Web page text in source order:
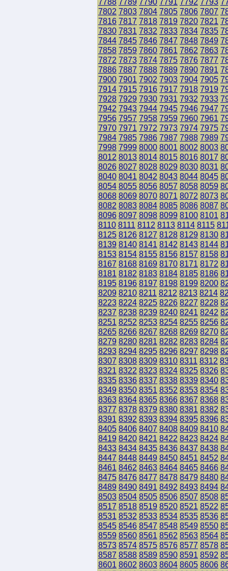
7802 7803 7804 7805 7806 7807
7816 7817 7818 7819 7820 7821
7830 7831 7832 7833 7834 7835
7844 7845 7846 7847 7848 7849
7858 7859 7860 7861 7862 7863
7872 7873 7874 7875 7876 7877
7886 7887 7888 7889 7890 7891
7900 7901 7902 7903 7904 7905
7914 7915 7916 7917 7918 7919
7928 7929 7930 7931 7932 7933
7942 7943 7944 7945 7946 7947
7956 7957 7958 7959 7960 7961
7970 7971 7972 7973 7974 7975
7984 7985 7986 7987 7988 7989
7998 7999 8000 8001 8002 8003
8012 8013 8014 8015 8016 8017
8026 8027 8028 8029 8030 8031
8040 8041 8042 8043 8044 8045
8054 8055 8056 8057 8058 8059
8068 8069 8070 8071 8072 8073
8082 8083 8084 8085 8086 8087
8096 8097 8098 8099 8100 8101
8110 8111 8112 8113 8114 8115
8125 8126 8127 8128 8129 8130
8139 8140 8141 8142 8143 8144
8153 8154 8155 8156 8157 8158
8167 8168 8169 8170 8171 8172
8181 8182 8183 8184 8185 8186
8195 8196 8197 8198 8199 8200
8209 8210 8211 8212 8213 8214
8223 8224 8225 8226 8227 8228
8237 8238 8239 8240 8241 8242
8251 8252 8253 8254 8255 8256
8265 8266 8267 8268 8269 8270
8279 8280 8281 8282 8283 8284
8293 8294 8295 8296 8297 8298
8307 8308 8309 8310 8311 8312
8321 8322 8323 8324 8325 8326
8335 8336 8337 8338 8339 8340
8349 8350 8351 8352 8353 8354
8363 8364 8365 8366 8367 8368
8377 8378 8379 8380 8381 8382
8391 8392 8393 8394 8395 8396
8405 8406 8407 8408 8409 8410
8419 8420 8421 8422 8423 8424
8433 8434 8435 8436 8437 8438
8447 8448 8449 8450 8451 8452
8461 8462 8463 8464 8465 8466
8475 8476 8477 8478 8479 8480
8489 8490 8491 8492 8493 8494
8503 8504 8505 8506 8507 8508
8517 8518 8519 8520 8521 8522
8531 8532 8533 8534 8535 8536
8545 8546 8547 8548 8549 8550
8559 8560 8561 8562 8563 8564
8573 8574 8575 8576 8577 8578
8587 8588 8589 8590 8591 8592
8601 8602 8603 8604 8605 8606